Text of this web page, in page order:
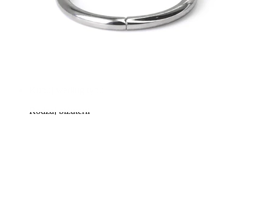
Rodzaj biżuterii